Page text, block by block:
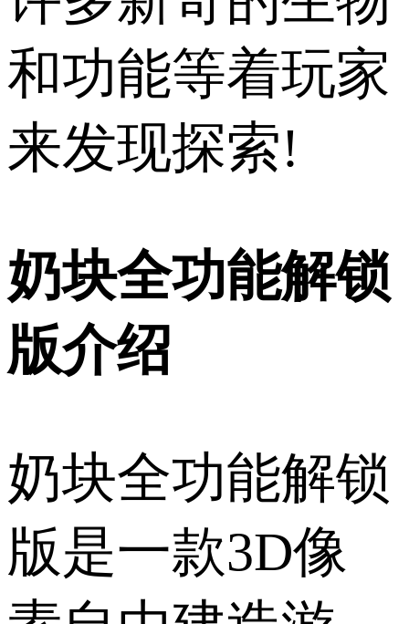
和功能等着玩家
来发现探索!
奶块全功能解锁
版介绍
奶块全功能解锁
版是一款3D像